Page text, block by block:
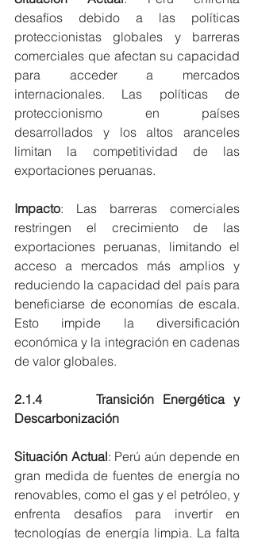
desafíos debido a las políticas
proteccionistas globales y barreras
comerciales que afectan su capacidad
para acceder a mercados
internacionales. Las políticas de
proteccionismo en países
desarrollados y los altos aranceles
limitan la competitividad de las
exportaciones peruanas.
Impacto: Las barreras comerciales
restringen el crecimiento de las
exportaciones peruanas, limitando el
acceso a mercados más amplios y
reduciendo la capacidad del país para
beneficiarse de economías de escala.
Esto impide la diversificación
económica y la integración en cadenas
de valor globales.
2.1.4      Transición Energética y
Descarbonización
Situación Actual: Perú aún depende en
gran medida de fuentes de energía no
renovables, como el gas y el petróleo, y
enfrenta desafíos para invertir en
tecnologías de energía limpia. La falta